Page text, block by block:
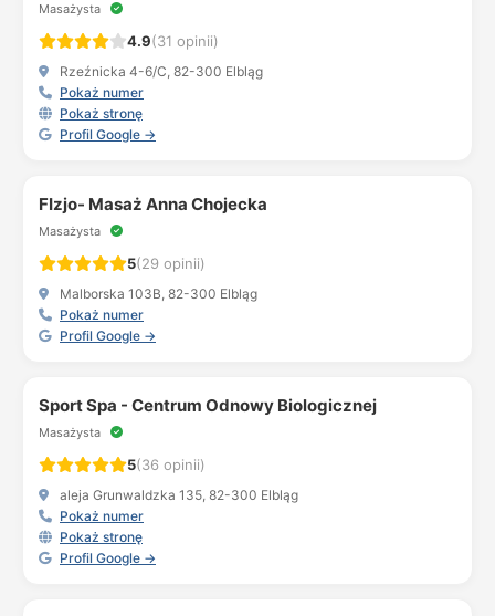
Masażysta
4.9(31 opinii)
Rzeźnicka 4-6/C, 82-300 Elbląg
Pokaż numer
Pokaż stronę
Profil Google →
FIzjo- Masaż Anna Chojecka
Masażysta
5(29 opinii)
Malborska 103B, 82-300 Elbląg
Pokaż numer
Profil Google →
Sport Spa - Centrum Odnowy Biologicznej
Masażysta
5(36 opinii)
aleja Grunwaldzka 135, 82-300 Elbląg
Pokaż numer
Pokaż stronę
Profil Google →